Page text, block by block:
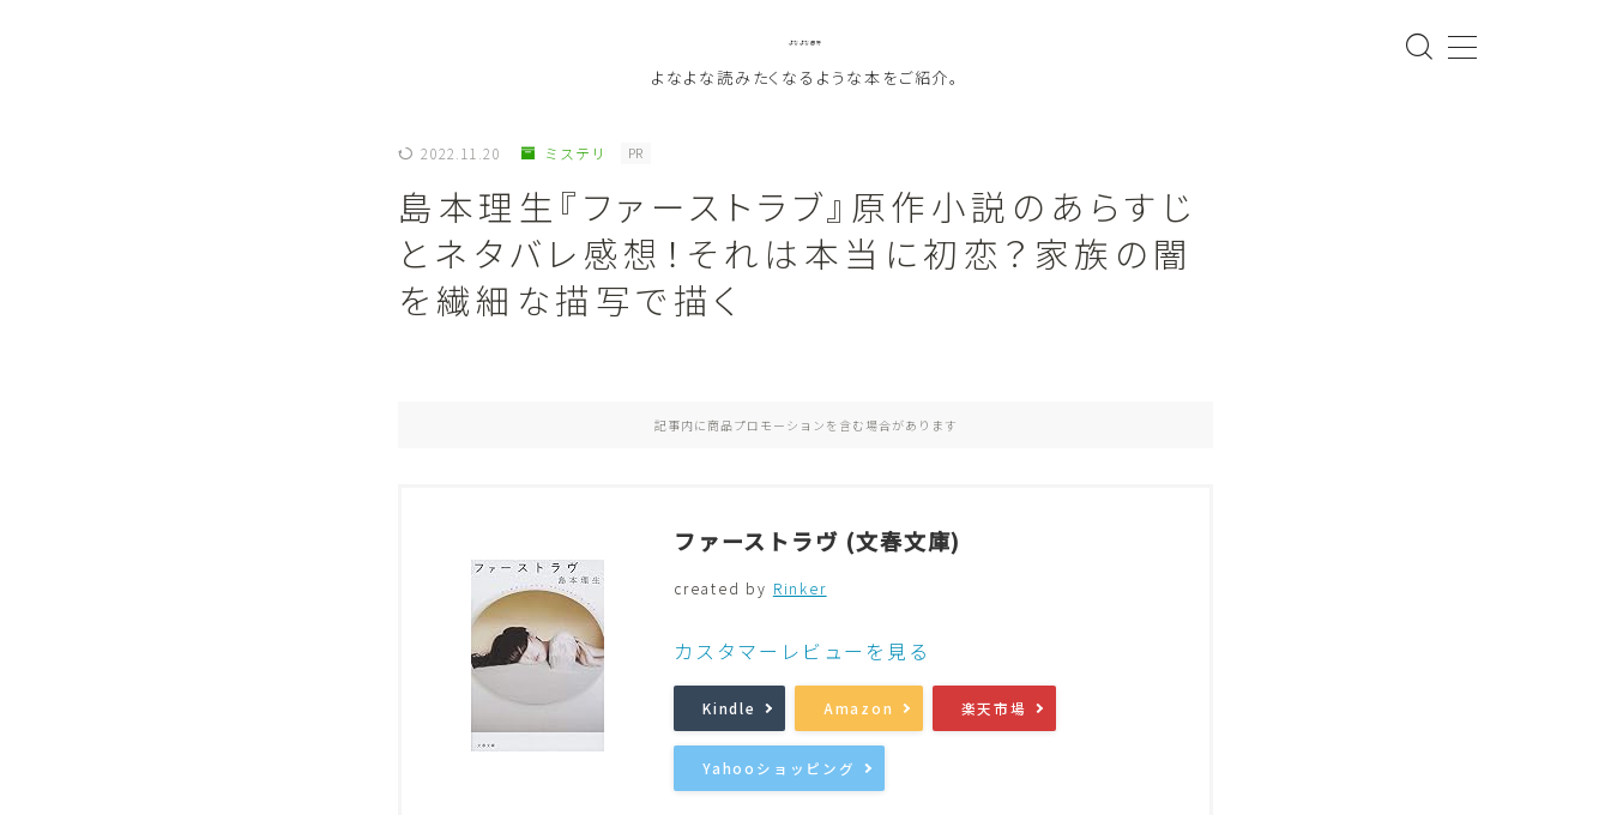
よなよな書房
よなよな読みたくなるような本をご紹介。
ジャンル Genre
ランキング
読書をより楽しむ Good Reading
音楽 Music
2022.11.20 ミステリ PR
島本理生『ファーストラブ』原作小説のあらすじ
とネタバレ感想！それは本当に初恋？家族の闇
を繊細な描写で描く
記事内に商品プロモーションを含む場合があります
ファーストラヴ (文春文庫)
created by Rinker
カスタマーレビューを見る
Kindle Amazon 楽天市場
Yahooショッピング